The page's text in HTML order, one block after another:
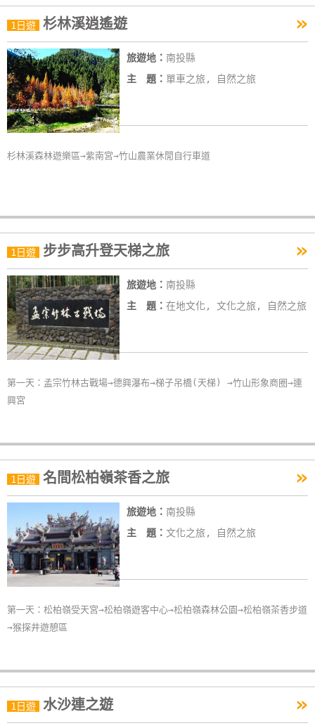
1日遊 杉林溪逍遙遊 »
旅遊地： 南投縣
主 題： 單車之旅, 自然之旅
杉林溪森林遊樂區→紫南宮→竹山農業休閒自行車道
1日遊 步步高升登天梯之旅 »
旅遊地： 南投縣
主 題： 在地文化, 文化之旅, 自然之旅
第一天：孟宗竹林古戰場→德興瀑布→梯子吊橋(天梯) →竹山形象商圈→連
興宮
1日遊 名間松柏嶺茶香之旅 »
旅遊地： 南投縣
主 題： 文化之旅, 自然之旅
第一天：松柏嶺受天宮→松柏嶺遊客中心→松柏嶺森林公園→松柏嶺茶香步道
→猴探井遊憩區
1日遊 水沙連之遊 »